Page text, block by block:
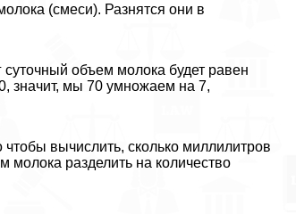
(смеси). Разнятся они в
объем молока будет равен
значит, мы 70 умножаем на 7,
вычислить, сколько миллилитров
разделить на количество